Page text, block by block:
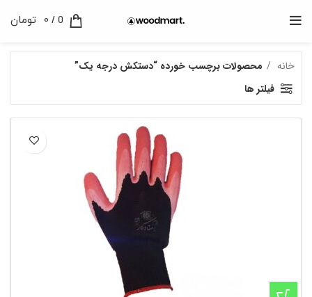
0
/
0 تومان
خانه
محصولات برچسب خورده “دستکش درجه یک”
فیلتر ها